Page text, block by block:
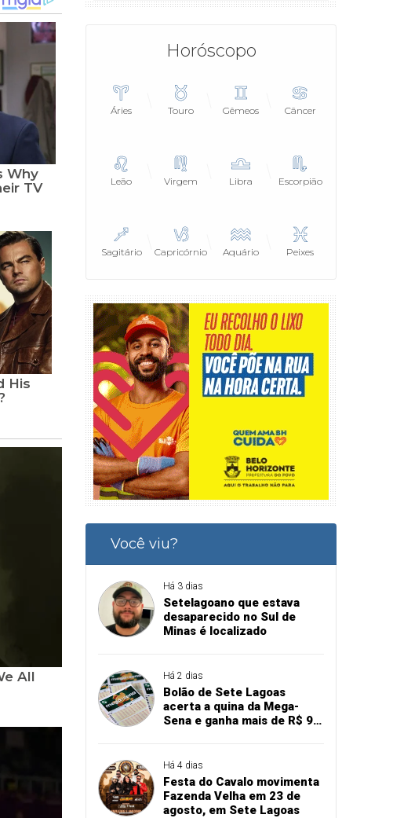
Horóscopo
Áries Touro Gêmeos Câncer
Leão Virgem Libra Escorpião
Sagitário Capricórnio Aquário Peixes
Você viu?
Há 3 dias
Setelagoano que estava
desaparecido no Sul de
Minas é localizado
Há 2 dias
Bolão de Sete Lagoas
acerta a quina da Mega-
Sena e ganha mais de R$ 94
Há 4 dias
Festa do Cavalo movimenta
Fazenda Velha em 23 de
agosto, em Sete Lagoas